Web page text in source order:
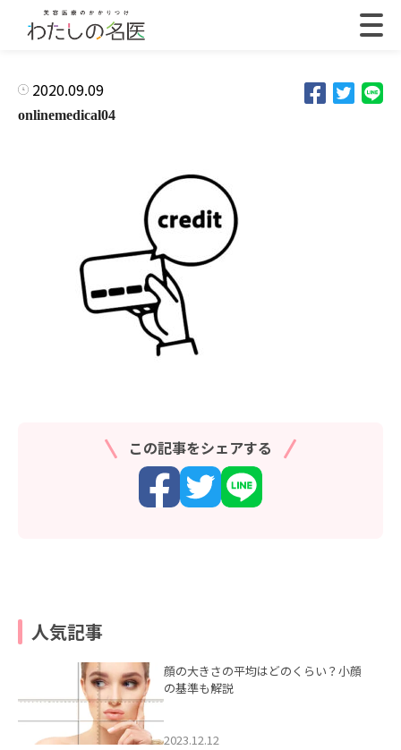
2020.09.09
onlinemedical04
この記事をシェアする
人気記事
顔の大きさの平均はどのくらい？小顔
の基準も解説
2023.12.12